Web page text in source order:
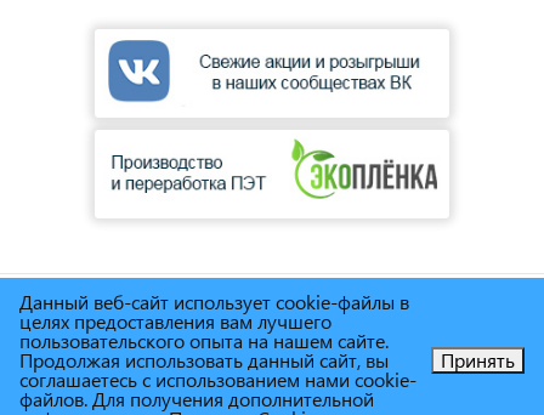
© Сеть магазинов инструмента и техники"Торговый дом
Снабженец" 1995г. - 2025г.
Позвоните нам!
Данный веб-сайт использует cookie-файлы в
целях предоставления вам лучшего
пользовательского опыта на нашем сайте.
Продолжая использовать данный сайт, вы
соглашаетесь с использованием нами cookie-
файлов. Для получения дополнительной
Принять